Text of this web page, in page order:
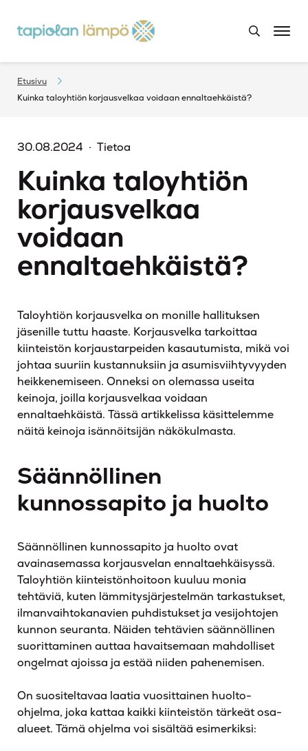
Etusivu
Kuinka taloyhtiön korjausvelkaa voidaan ennaltaehkäistä?
30.08.2024 Tietoa
Kuinka taloyhtiön
korjausvelkaa
voidaan
ennaltaehkäistä?
Taloyhtiön korjausvelka on monille hallituksen
jäsenille tuttu haaste. Korjausvelka tarkoittaa
kiinteistön korjaustarpeiden kasautumista, mikä voi
johtaa suuriin kustannuksiin ja asumisviihtyvyyden
heikkenemiseen. Onneksi on olemassa useita
keinoja, joilla korjausvelkaa voidaan
ennaltaehkäistä. Tässä artikkelissa käsittelemme
näitä keinoja isännöitsijän näkökulmasta.
Säännöllinen
kunnossapito ja huolto
Säännöllinen kunnossapito ja huolto ovat
avainasemassa korjausvelan ennaltaehkäisyssä.
Taloyhtiön kiinteistönhoitoon kuuluu monia
tehtäviä, kuten lämmitysjärjestelmän tarkastukset,
ilmanvaihtokanavien puhdistukset ja vesijohtojen
kunnon seuranta. Näiden tehtävien säännöllinen
suorittaminen auttaa havaitsemaan mahdolliset
ongelmat ajoissa ja estää niiden pahenemisen.
On suositeltavaa laatia vuosittainen huolto-
ohjelma, joka kattaa kaikki kiinteistön tärkeät osa-
alueet. Tämä ohjelma voi sisältää esimerkiksi: